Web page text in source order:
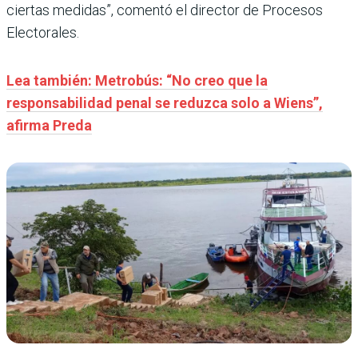
ciertas medidas”, comentó el director de Procesos
Electorales.
Lea también: Metrobús: “No creo que la
responsabilidad penal se reduzca solo a Wiens”,
afirma Preda